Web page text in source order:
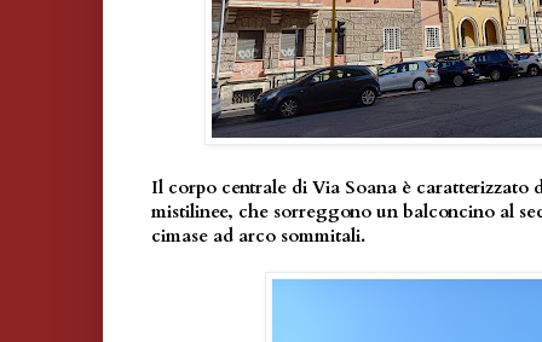
Il corpo centrale di Via Soana è caratterizzato
mistilinee, che sorreggono un balconcino al
cimase ad arco sommitali.